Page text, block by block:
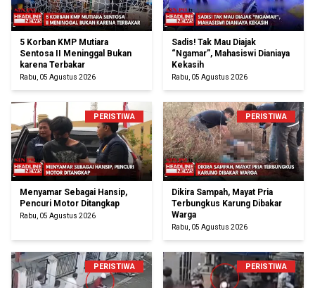
5 Korban KMP Mutiara
Sentosa II Meninggal Bukan
karena Terbakar
Rabu, 05 Agustus 2026
Sadis! Tak Mau Diajak
“Ngamar”, Mahasiswi Dianiaya
Kekasih
Rabu, 05 Agustus 2026
PERISTIWA
Menyamar Sebagai Hansip,
Pencuri Motor Ditangkap
Rabu, 05 Agustus 2026
PERISTIWA
Dikira Sampah, Mayat Pria
Terbungkus Karung Dibakar
Warga
Rabu, 05 Agustus 2026
PERISTIWA PERISTIWA